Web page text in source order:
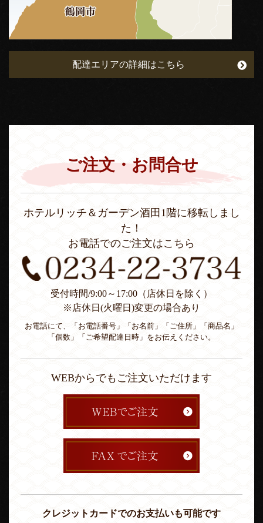
配達エリアの詳細はこちら
ご注文・お問合せ
ホテルリッチ＆ガーデン酒田1階に移転しまし
た！
お電話でのご注文はこちら
受付時間/9:00～17:00（店休日を除く）
※店休日(火曜日)変更の場合あり
お電話にて、「お電話番号」「お名前」「ご住所」「商品名」
「個数」「ご希望配達日時」をお伝えください。
WEBからでもご注文いただけます
クレジットカードでのお支払いも可能です